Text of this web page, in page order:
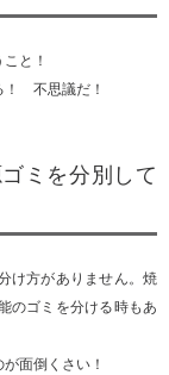
と！
！ 不思議だ！
ミを分別して
け方がありません。焼
のゴミを分ける時もあ
面倒くさい！